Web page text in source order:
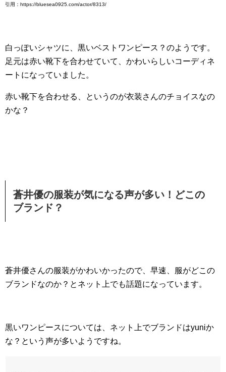
引用：https://bluesea0925.com/actor/8313/
白っぽいシャツに、黒いベストワンピース？のようです。
足元は赤い靴下を合わせていて、かわいらしいコーディネ
ートになっていました。
赤い靴下を合わせる、というのが衣装さんのチョイスなの
かな？
蒼井優の服装が気になる声が多い！どこの
ブランド？
蒼井優さんの服装がかわいかったので、早速、服がどこの
ブランドなのか？とネット上でも話題になっています。
黒いワンピースについては、ネット上でブランドはyuniか
な？という声が多いようですね。